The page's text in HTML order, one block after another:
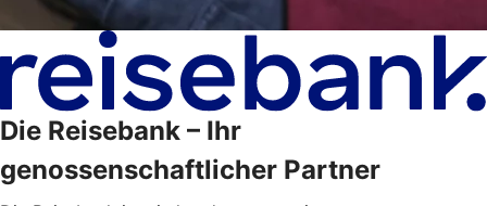
Die Reisebank – Ihr
genossenschaftlicher Partner